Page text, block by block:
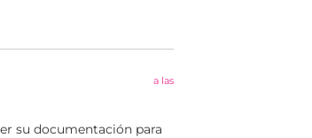
a las
su documentación para